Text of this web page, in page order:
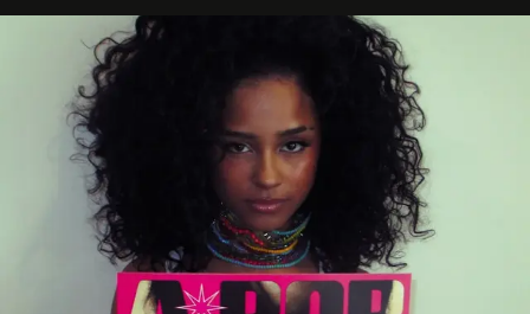
neerstrijkt in Saint-Tropez. Dit zijn de nieuwe adressen
die deze zomer de toon zetten, van lange lunches tot
zwoele nachten.